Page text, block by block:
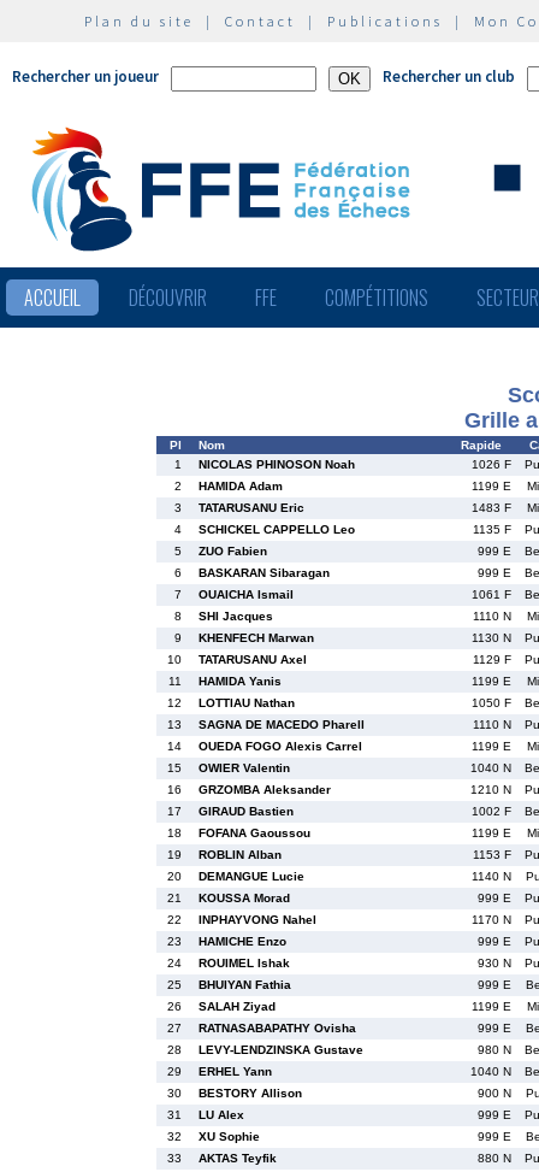
Plan du site | Contact | Publications | Mon
Rechercher un joueur Rechercher un club
ACCUEIL DÉCOUVRIR FFE COMPÉTITIONS
Grille
Pl Nom Rapide
1
NICOLAS PHINOSON Noah 1026 F
2
HAMIDA Adam 1199 E
3
TATARUSANU Eric 1483 F
4
SCHICKEL CAPPELLO Leo 1135 F
5
ZUO Fabien 999 E
6
BASKARAN Sibaragan 999 E
7
OUAICHA Ismail 1061 F
8
SHI Jacques 1110 N
9
KHENFECH Marwan 1130 N
10
TATARUSANU Axel 1129 F
11
HAMIDA Yanis 1199 E
12
LOTTIAU Nathan 1050 F
13
SAGNA DE MACEDO Pharell 1110 N
14
OUEDA FOGO Alexis Carrel 1199 E
15
OWIER Valentin 1040 N
16
GRZOMBA Aleksander 1210 N
17
GIRAUD Bastien 1002 F
18
FOFANA Gaoussou 1199 E
19
ROBLIN Alban 1153 F
20
DEMANGUE Lucie 1140 N
21
KOUSSA Morad 999 E
22
INPHAYVONG Nahel 1170 N
23
HAMICHE Enzo 999 E
24
ROUIMEL Ishak 930 N
25
BHUIYAN Fathia 999 E
26
SALAH Ziyad 1199 E
27
RATNASABAPATHY Ovisha 999 E
28
LEVY-LENDZINSKA Gustave 980 N
29
ERHEL Yann 1040 N
30
BESTORY Allison 900 N
31
LU Alex 999 E
32
XU Sophie 999 E
33
AKTAS Teyfik 880 N